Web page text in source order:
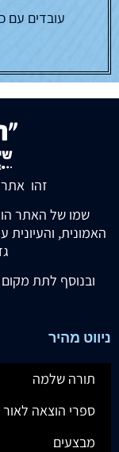
זהו
שמו של האתר
האמונית,
ובנוסף לתת
ניווט מהיר
תורה שלמה
ספרי הוצאה לאור
מבצעים